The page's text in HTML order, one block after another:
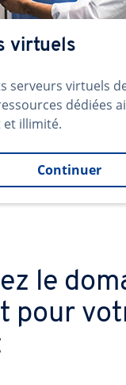
virtuels
serveurs virtuels
dédiées
illimité.
Continuer
le
pour